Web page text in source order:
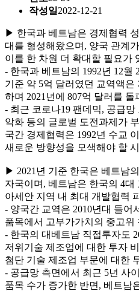
작성일 2022-12-21
▶ 한국과 베트남은 경제협력
대를 형성해왔으며, 양국 관계
이를 한 차원 더 확대할 필요가
- 한국과 베트남의 1992년 12월
기준 약 5억 달러였던 교역액은
하며 2021년에 807억 달러를 돌
- 최근 코로나19 팬데믹, 공급망
악화 등의 글로벌 도전과제가
국간 경제협력은 1992년 수교
새로운 방향성을 모색해야 할
▶ 2021년 기준 한국은 베트남
자국이며, 베트남은 한국의 4
아세안 지역 내 최대 개발협력
- 양국간 교역은 2010년대 들어
품목에서 고부가가치의 중고위
- 한국의 대베트남 직접투자도
저위기술 제조업에 대한 투자
첨단 기술 제조업 부문에 대한
- 공급망 측면에서 최근 5년 사
품목 수가 증가한 반면, 베트남